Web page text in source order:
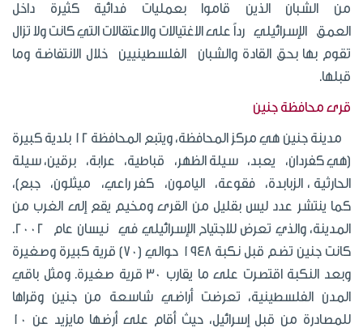
من الشبان الذين قاموا بعمليات فدائية كثيرة داخل
العمق الإسرائيلي رداً على الاغتيالات والاعتقالات التي كانت ولا تزال
تقوم بها بحق القادة والشبان الفلسطينيين خلال الانتفاضة وما
قبلها.
قرى محافظة جنين
مدينة جنين هي مركز المحافظة، ويتبع المحافظة 12 بلدية كبيرة
(هي كفردان، يعبد، سيلة الظهر، قباطية، عرابة، برقين، سيلة
الحارثية ، الزبابدة، فقوعة، اليامون، كفر راعي، ميثلون، جبع)،
كما ينتشر عدد ليس بقليل من القرى ومخيم يقع إلى الغرب من
المدينة، والذي تعرض للاجتياح الإسرائيلي في نيسان عام 2002.
كانت جنين تضم قبل نكبة 1948 حوالي (70) قرية كبيرة وصغيرة
وبعد النكبة اقتصرت على ما يقارب 30 قرية صغيرة. ومثل باقي
المدن الفلسطينية، تعرضت أراضي شاسعة من جنين وقراها
للمصادرة من قبل إسرائيل، حيث أقام على أرضها مايزيد عن 10